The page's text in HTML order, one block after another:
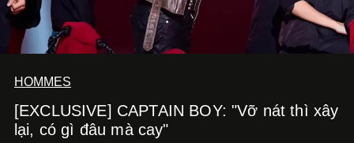
HOMMES
[EXCLUSIVE] CAPTAIN BOY: "Vỡ nát thì xây
lại, có gì đâu mà cay"